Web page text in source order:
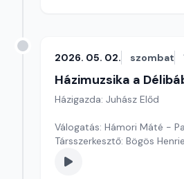
2026. 05. 02. szombat
Házimuzsika a
Házigazda: Juhász Előd
Válogatás: Hámori Máté -
Társszerkesztő: Bögös